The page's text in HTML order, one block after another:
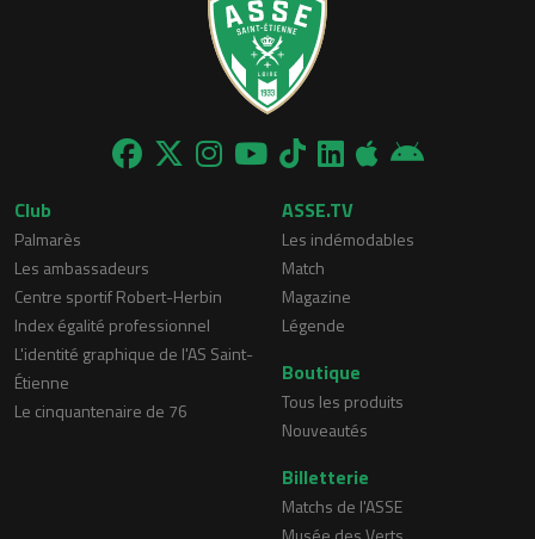
Club
Palmarès
Les ambassadeurs
Centre sportif Robert-Herbin
Index égalité professionnel
L'identité graphique de l'AS Saint-
Étienne
Le cinquantenaire de 76
ASSE.TV
Les indémodables
Match
Magazine
Légende
Boutique
Tous les produits
Nouveautés
Billetterie
Matchs de l'ASSE